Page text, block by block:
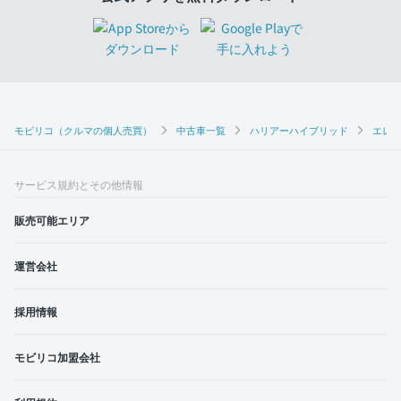
モビリコ（クルマの個人売買） 中古車一覧 ハリアーハイブリッド エレ
サービス規約とその他情報
販売可能エリア
運営会社
採用情報
モビリコ加盟会社